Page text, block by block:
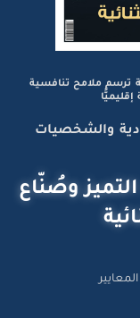
ترسم ملامح تنافسية
والشخصيات
وصُنّاع